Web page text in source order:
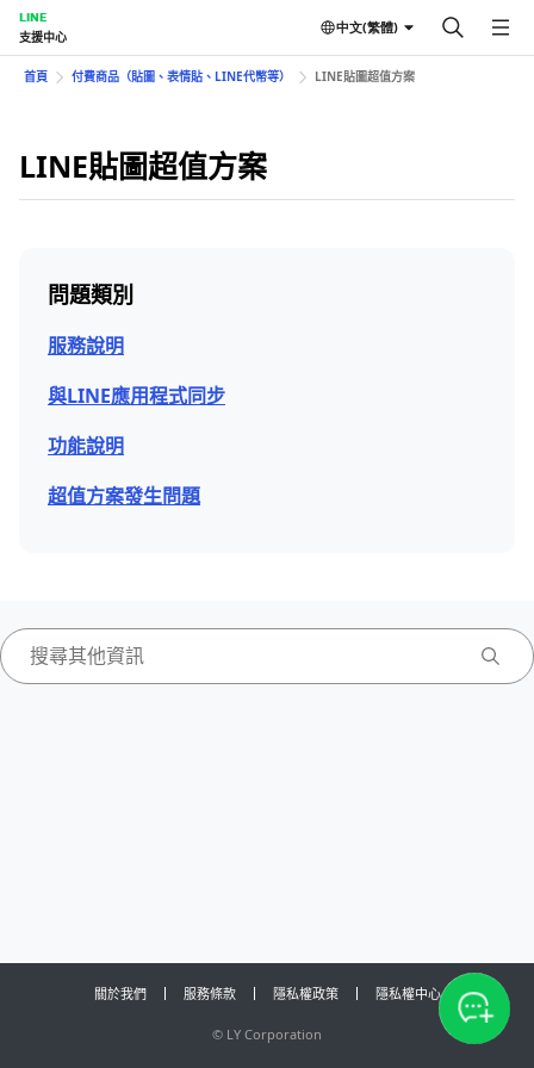
LINE
支援中心
中文(繁體)
首頁 付費商品（貼圖、表情貼、LINE代幣等） LINE貼圖超值方案
LINE貼圖超值方案
問題類別
服務說明
與LINE應用程式同步
功能說明
超值方案發生問題
關於我們 服務條款 隱私權政策 隱私權中心
© LY Corporation